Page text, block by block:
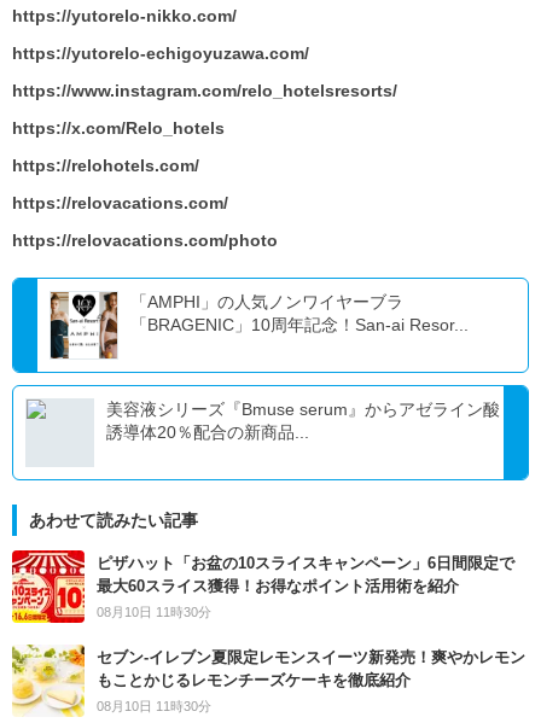
https://yutorelo-nikko.com/
https://yutorelo-echigoyuzawa.com/
https://www.instagram.com/relo_hotelsresorts/
https://x.com/Relo_hotels
https://relohotels.com/
https://relovacations.com/
https://relovacations.com/photo
「AMPHI」の人気ノンワイヤーブラ
「BRAGENIC」10周年記念！San-ai Resor...
美容液シリーズ『Bmuse serum』からアゼライン酸
誘導体20％配合の新商品...
あわせて読みたい記事
ピザハット「お盆の10スライスキャンペーン」6日間限定で
最大60スライス獲得！お得なポイント活用術を紹介
08月10日 11時30分
セブン‐イレブン夏限定レモンスイーツ新発売！爽やかレモン
もことかじるレモンチーズケーキを徹底紹介
08月10日 11時30分